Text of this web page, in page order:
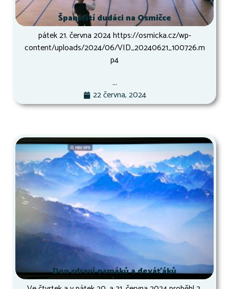
Španělští dudáci na Osmičce
pátek 21. června 2024 https://osmicka.cz/wp-
content/uploads/2024/06/VID_20240621_100726.m
p4
...
22 června, 2024
Den zdraví osmáků a deváťáků